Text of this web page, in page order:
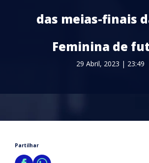
das meias-finais
Feminina de
29 Abril, 2023 | 23:49
Partilhar